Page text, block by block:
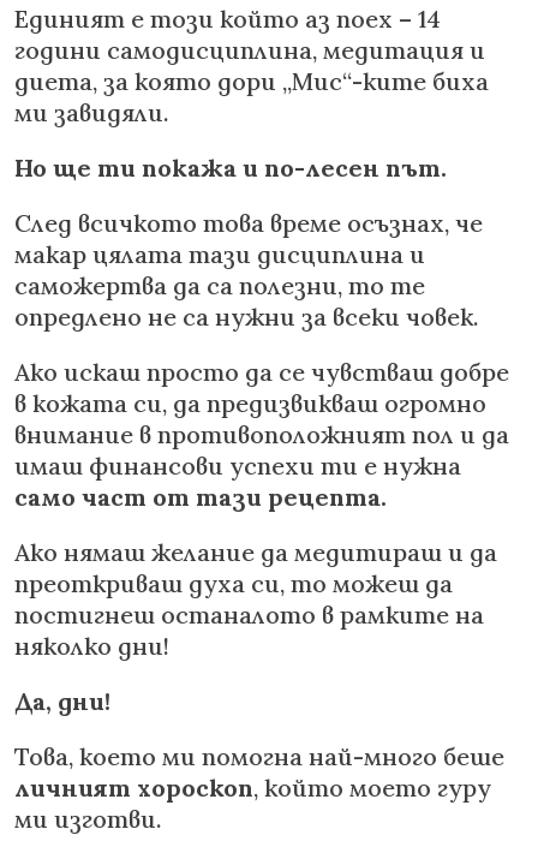
Единият е този който аз поех – 14
години самодисциплина, медитация и
диета, за която дори „Мис“-ките биха
ми завидяли.
Но ще ти покажа и по-лесен път.
След всичкото това време осъзнах, че
макар цялата тази дисциплина и
саможертва да са полезни, то те
опредлено не са нужни за всеки човек.
Ако искаш просто да се чувстваш добре
в кожата си, да предизвикваш огромно
внимание в противоположният пол и да
имаш финансови успехи ти е нужна
само част от тази рецепта.
Ако нямаш желание да медитираш и да
преоткриваш духа си, то можеш да
постигнеш останалото в рамките на
няколко дни!
Да, дни!
Това, което ми помогна най-много беше
личният хороскоп, който моeто гуру
ми изготви.